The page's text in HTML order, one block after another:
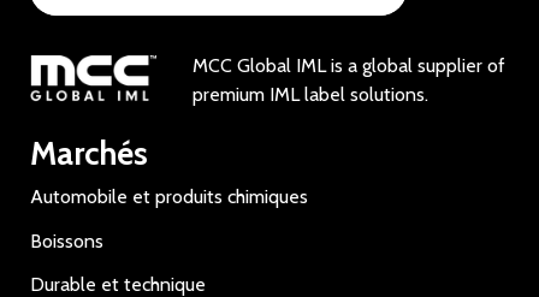
MCC Global IML is a global supplier of
premium IML label solutions.
Marchés
Automobile et produits chimiques
Boissons
Durable et technique